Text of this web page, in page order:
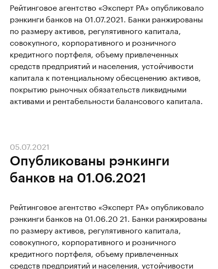
Рейтинговое агентство «Эксперт РА» опубликовало
рэнкинги банков на 01.07.2021. Банки ранжированы
по размеру активов, регулятивного капитала,
совокупного, корпоративного и розничного
кредитного портфеля, объему привлеченных
средств предприятий и населения, устойчивости
капитала к потенциальному обесценению активов,
покрытию рыночных обязательств ликвидными
активами и рентабельности балансового капитала.
Опубликованы рэнкинги
банков на 01.06.2021
05.07.2021
Рейтинговое агентство «Эксперт РА» опубликовало
рэнкинги банков на 01.06.20 21. Банки ранжированы
по размеру активов, регулятивного капитала,
совокупного, корпоративного и розничного
кредитного портфеля, объему привлеченных
средств предприятий и населения, устойчивости